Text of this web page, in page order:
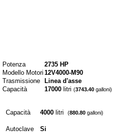
Potenza
2735 HP
Modello Motori 12V4000-M90
Trasmissione
Linea d'asse
Capacità 17000 litri (3743.40 galloni)
Capacità 4000 litri (880.80 galloni)
Autoclave
Si